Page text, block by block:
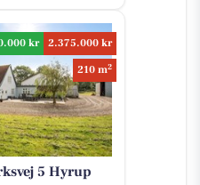
kr
2.375.000 kr
210 m2
5 Hyrup